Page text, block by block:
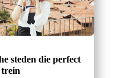
steden die perfect
trein